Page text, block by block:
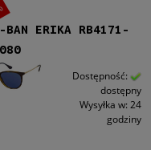
BAN ERIKA RB4171-
Dostępność:
dostępny
Wysyłka w: 24
godziny